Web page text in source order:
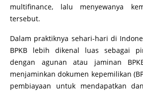
multifinance, lalu menyewanya
tersebut.
Dalam praktiknya sehari-hari di
BPKB lebih dikenal luas sebagai
dengan agunan atau jaminan
menjaminkan dokumen kepemilikan
pembiayaan untuk mendapatkan